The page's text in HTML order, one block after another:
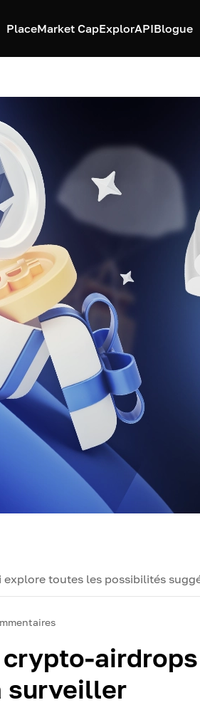
PlaceMarket CapExplorAPIBlogue
explore toutes les possibilités
crypto-
surveiller